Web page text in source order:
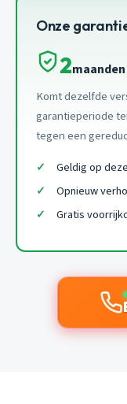
Onze
2
Komt dezelfde
garantieperiode
tegen een
Geldig op
Opnieuw
Gratis